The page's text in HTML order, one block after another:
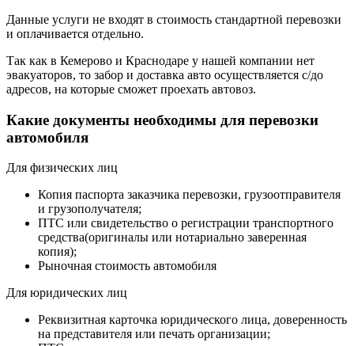
Данные услуги не входят в стоимость стандартной перевозки
и оплачивается отдельно.
Так как в Кемерово и Краснодаре у нашей компании нет
эвакуаторов, то забор и доставка авто осуществляется с/до
адресов, на которые сможет проехать автовоз.
Какие документы необходимы для перевозки
автомобиля
Для физических лиц
Копия паспорта заказчика перевозки, грузоотправителя
и грузополучателя;
ПТС или свидетельство о регистрации транспортного
средства(оригиналы или нотариально заверенная
копия);
Рыночная стоимость автомобиля
Для юридических лиц
Реквизитная карточка юридического лица, доверенность
на представителя или печать организации;